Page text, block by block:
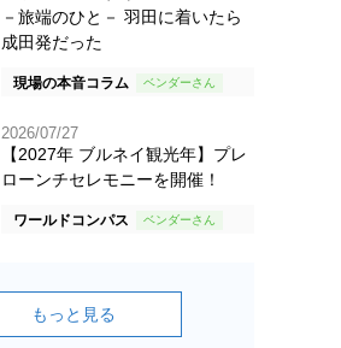
－旅端のひと－ 羽田に着いたら
成田発だった
現場の本音コラム
2026/07/27
【2027年 ブルネイ観光年】プレ
ローンチセレモニーを開催！
ワールドコンパス
もっと見る